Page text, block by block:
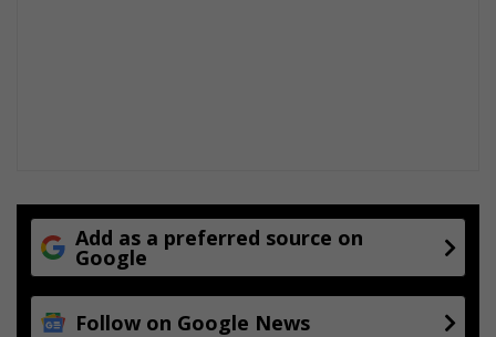
Add as a preferred source on
Google
Follow on Google News